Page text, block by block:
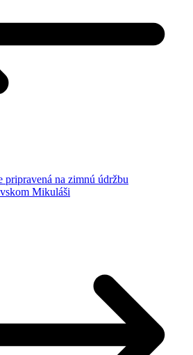
pripravená na zimnú údržbu
Mikuláši